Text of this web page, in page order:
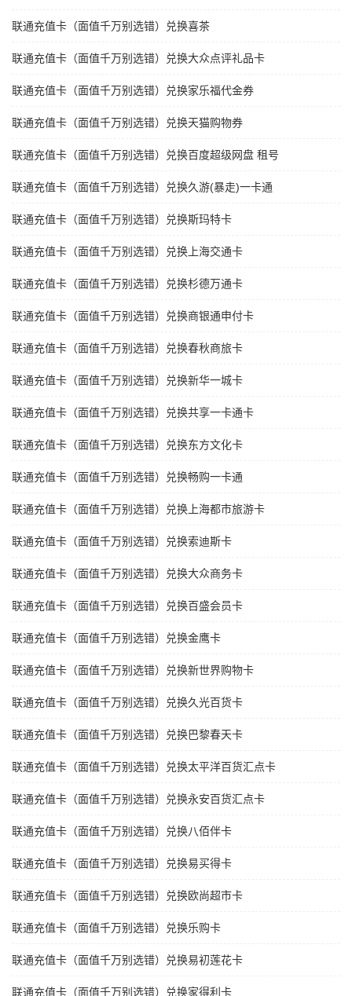
联通充值卡（面值千万别选错）兑换喜茶
联通充值卡（面值千万别选错）兑换大众点评礼品卡
联通充值卡（面值千万别选错）兑换家乐福代金券
联通充值卡（面值千万别选错）兑换天猫购物券
联通充值卡（面值千万别选错）兑换百度超级网盘 租号
联通充值卡（面值千万别选错）兑换久游(暴走)一卡通
联通充值卡（面值千万别选错）兑换斯玛特卡
联通充值卡（面值千万别选错）兑换上海交通卡
联通充值卡（面值千万别选错）兑换杉德万通卡
联通充值卡（面值千万别选错）兑换商银通申付卡
联通充值卡（面值千万别选错）兑换春秋商旅卡
联通充值卡（面值千万别选错）兑换新华一城卡
联通充值卡（面值千万别选错）兑换共享一卡通卡
联通充值卡（面值千万别选错）兑换东方文化卡
联通充值卡（面值千万别选错）兑换畅购一卡通
联通充值卡（面值千万别选错）兑换上海都市旅游卡
联通充值卡（面值千万别选错）兑换索迪斯卡
联通充值卡（面值千万别选错）兑换大众商务卡
联通充值卡（面值千万别选错）兑换百盛会员卡
联通充值卡（面值千万别选错）兑换金鹰卡
联通充值卡（面值千万别选错）兑换新世界购物卡
联通充值卡（面值千万别选错）兑换久光百货卡
联通充值卡（面值千万别选错）兑换巴黎春天卡
联通充值卡（面值千万别选错）兑换太平洋百货汇点卡
联通充值卡（面值千万别选错）兑换永安百货汇点卡
联通充值卡（面值千万别选错）兑换八佰伴卡
联通充值卡（面值千万别选错）兑换易买得卡
联通充值卡（面值千万别选错）兑换欧尚超市卡
联通充值卡（面值千万别选错）兑换乐购卡
联通充值卡（面值千万别选错）兑换易初莲花卡
联通充值卡（面值千万别选错）兑换家得利卡